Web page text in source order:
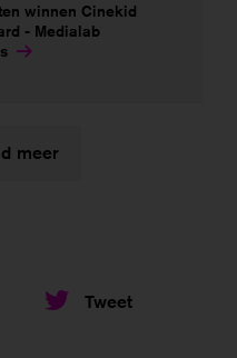
winnen Cinekid
- Medialab
meer
Tweet